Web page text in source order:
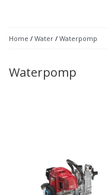
Home / Water / Waterpomp
Waterpomp